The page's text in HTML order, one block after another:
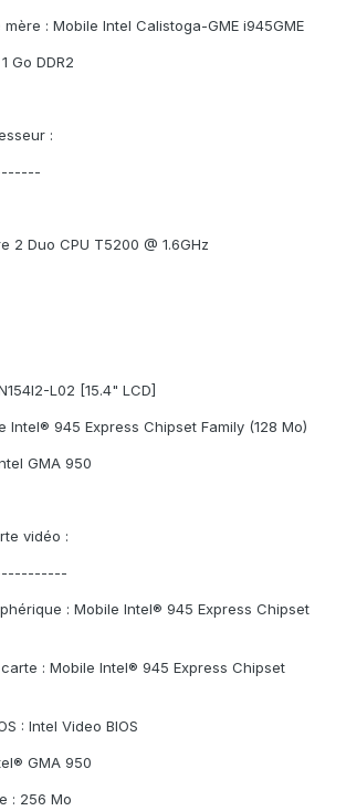
: Mobile Intel Calistoga-GME i945GME
Go DDR2
:
2 Duo CPU T5200 @ 1.6GHz
L02 [15.4" LCD]
Intel® 945 Express Chipset Family (128 Mo)
GMA 950
vidéo :
: Mobile Intel® 945 Express Chipset
: Mobile Intel® 945 Express Chipset
: Intel Video BIOS
GMA 950
: 256 Mo